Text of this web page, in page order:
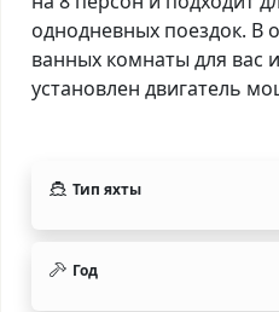
однодневных поездок. В
ванных комнаты для вас
установлен двигатель
Тип яхты
Год